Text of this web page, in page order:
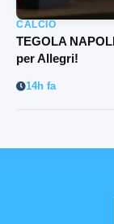
CALCIO
TEGOLA
per Allegri!
14h fa